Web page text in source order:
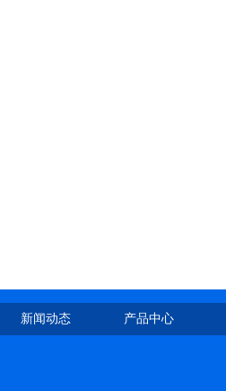
新闻动态 产品中心